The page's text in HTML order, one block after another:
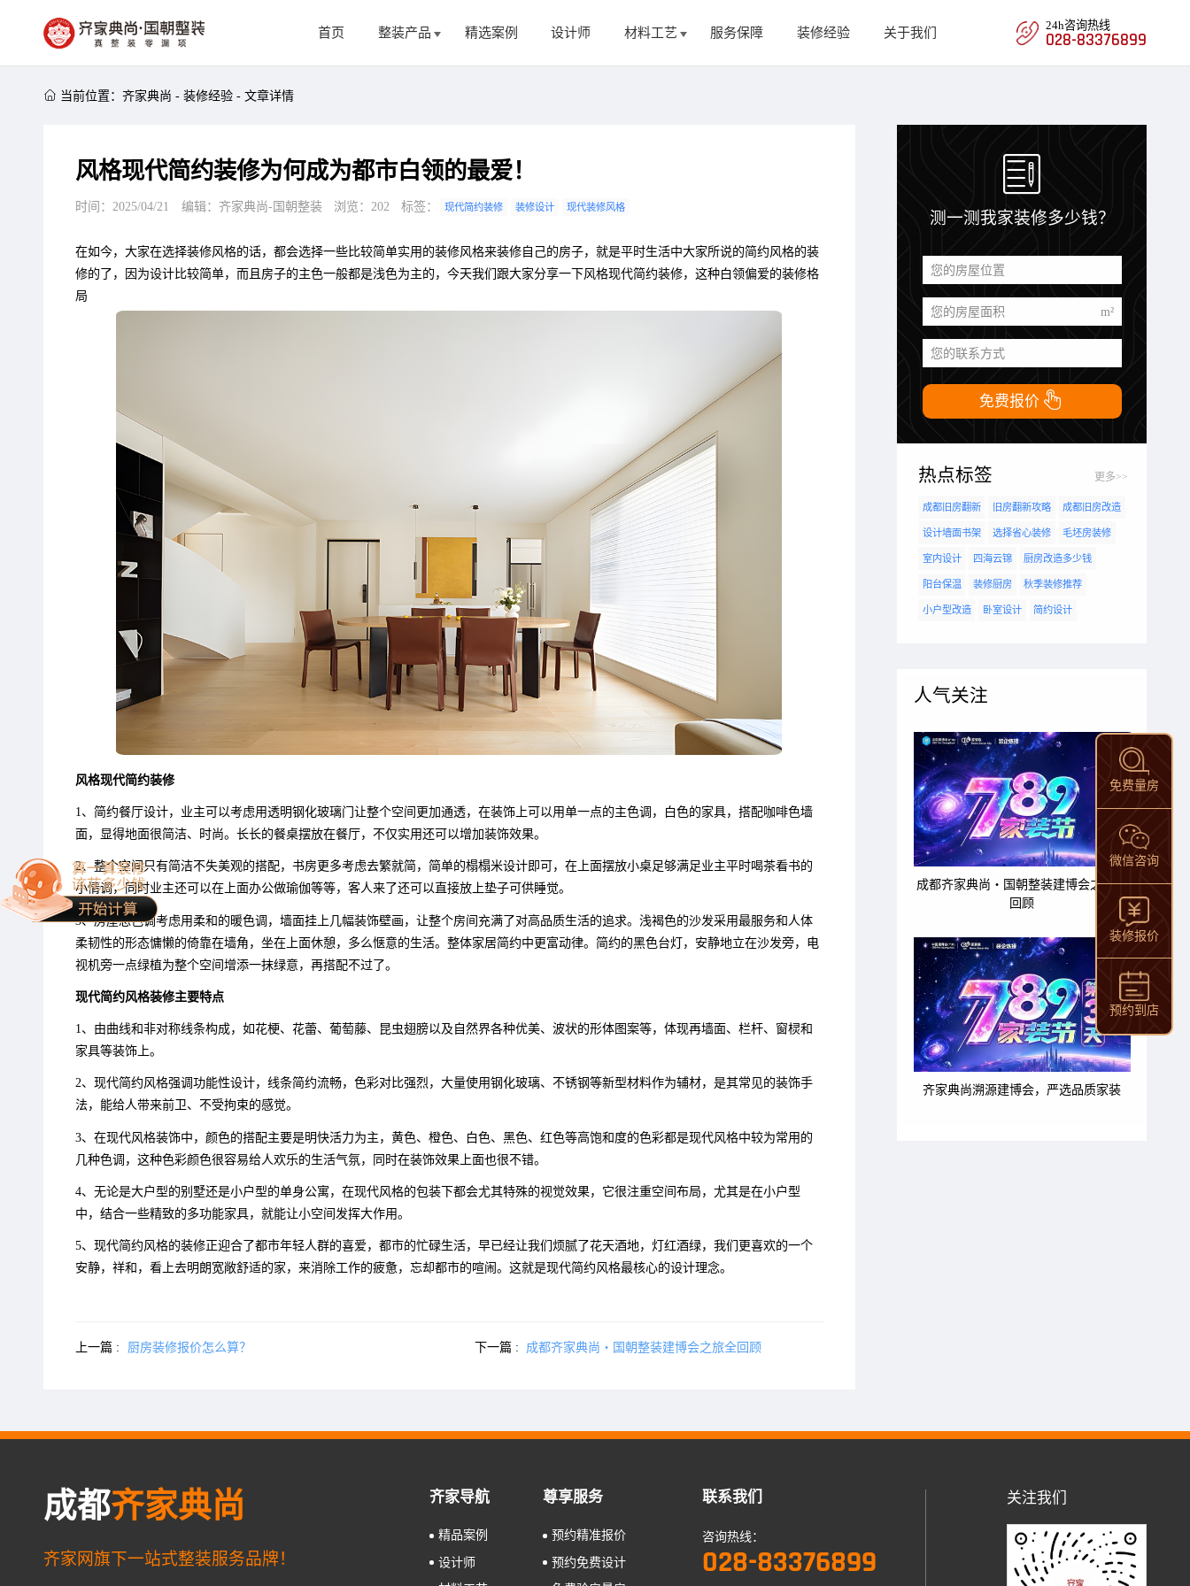
首页 整装产品 精选案例 设计师 材料工艺 服务保障 装修经验 关于我们
24h咨询热线
028-83376899
 当前位置： 齐家典尚 - 装修经验 -文章详情
风格现代简约装修为何成为都市白领的最爱！
时间：2025/04/21 编辑：齐家典尚-国朝整装 浏览： 202 标签： 现代简约装修 装修设计 现代装修风格
在如今，大家在选择装修风格的话，都会选择一些比较简单实用的装修风格来装修自己的房子，就是平时生活中大家所说的简约风格的装
修的了，因为设计比较简单，而且房子的主色一般都是浅色为主的，今天我们跟大家分享一下风格现代简约装修，这种白领偏爱的装修格
局
风格现代简约装修
1、简约餐厅设计，业主可以考虑用透明钢化玻璃门让整个空间更加通透，在装饰上可以用单一点的主色调，白色的家具，搭配咖啡色墙
面，显得地面很简洁、时尚。长长的餐桌摆放在餐厅，不仅实用还可以增加装饰效果。
2、整个空间只有简洁不失美观的搭配，书房更多考虑去繁就简，简单的榻榻米设计即可，在上面摆放小桌足够满足业主平时喝茶看书的
小情调，同时业主还可以在上面办公做瑜伽等等，客人来了还可以直接放上垫子可供睡觉。
3、房屋总色调考虑用柔和的暖色调，墙面挂上几幅装饰壁画，让整个房间充满了对高品质生活的追求。浅褐色的沙发采用最服务和人体
柔韧性的形态慵懒的倚靠在墙角，坐在上面休憩，多么惬意的生活。整体家居简约中更富动律。简约的黑色台灯，安静地立在沙发旁，电
视机旁一点绿植为整个空间增添一抹绿意，再搭配不过了。
现代简约风格装修主要特点
1、由曲线和非对称线条构成，如花梗、花蕾、葡萄藤、昆虫翅膀以及自然界各种优美、波状的形体图案等，体现再墙面、栏杆、窗棂和
家具等装饰上。
2、现代简约风格强调功能性设计，线条简约流畅，色彩对比强烈，大量使用钢化玻璃、不锈钢等新型材料作为辅材，是其常见的装饰手
法，能给人带来前卫、不受拘束的感觉。
3、在现代风格装饰中，颜色的搭配主要是明快活力为主，黄色、橙色、白色、黑色、红色等高饱和度的色彩都是现代风格中较为常用的
几种色调，这种色彩颜色很容易给人欢乐的生活气氛，同时在装饰效果上面也很不错。
4、无论是大户型的别墅还是小户型的单身公寓，在现代风格的包装下都会尤其特殊的视觉效果，它很注重空间布局，尤其是在小户型
中，结合一些精致的多功能家具，就能让小空间发挥大作用。
5、现代简约风格的装修正迎合了都市年轻人群的喜爱，都市的忙碌生活，早已经让我们烦腻了花天酒地，灯红酒绿，我们更喜欢的一个
安静，祥和，看上去明朗宽敞舒适的家，来消除工作的疲惫，忘却都市的喧闹。这就是现代简约风格最核心的设计理念。
上一篇 : 厨房装修报价怎么算？ 下一篇 : 成都齐家典尚・国朝整装建博会之旅全回顾

测一测我家装修多少钱？
您的房屋位置
您的房屋面积 m²
您的联系方式
免费报价 
热点标签
成都旧房翻新 旧房翻新攻略 成都旧房改造
设计墙面书架 选择省心装修 毛坯房装修
室内设计 四海云锦 厨房改造多少钱
阳台保温 装修厨房 秋季装修推荐
小户型改造 卧室设计 简约设计
更多>>
人气关注
成都齐家典尚・国朝整装建博会之旅全
回顾
齐家典尚溯源建博会，严选品质家装
成都齐家典尚
齐家网旗下一站式整装服务品牌！
齐家导航
精品案例
设计师
尊享服务
预约精准报价
预约免费设计
联系我们
咨询热线：
028-83376899
关注我们
免费量房
微信咨询
装修报价
预约到店